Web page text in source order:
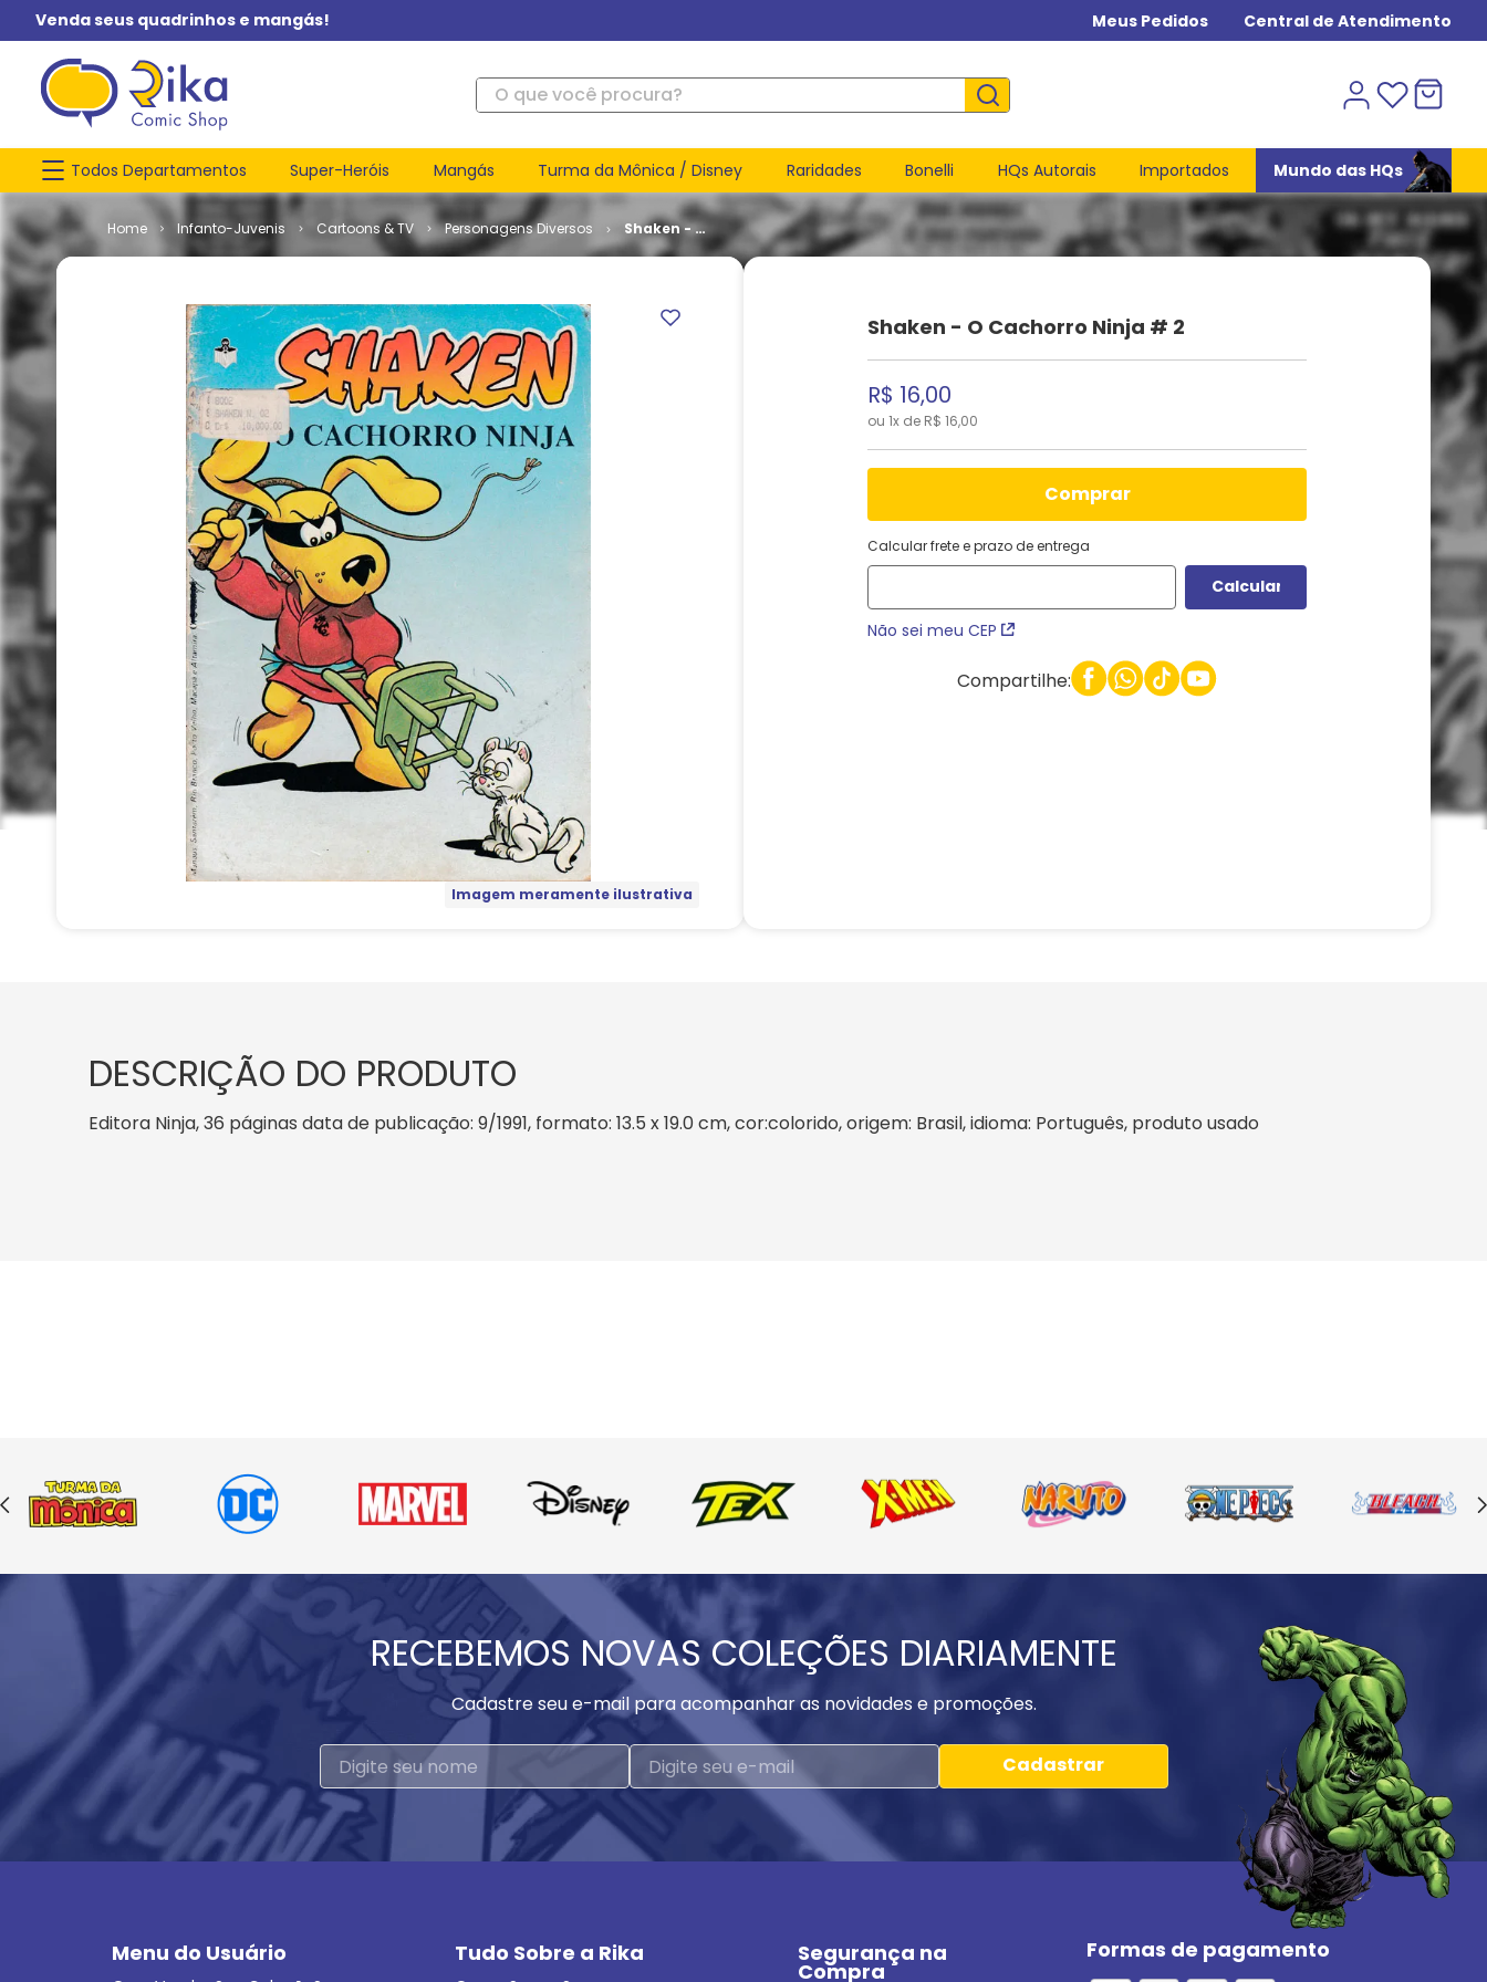
Venda seus quadrinhos e mangás! Meus Pedidos Central de Atendimento
O que você procura?
Todos Departamentos Super-Heróis Mangás Turma da Mônica / Disney Raridades Bonelli HQs Autorais Importados Mundo das HQs
Infanto-Juvenis Cartoons & TV Personagens Diversos
Shaken - O
Cachorro
Imagem meramente ilustrativa
Shaken - O Cachorro Ninja # 2
R$ 16,00
ou 1x de R$ 16,00
comprar
Calcular frete e prazo de entrega
Não sei meu CEP
Compartilhe:
DESCRIÇÃO DO PRODUTO
Editora Ninja, 36 páginas data de publicação: 9/1991, formato: 13.5 x 19.0 cm, cor:colorido, origem: Brasil, idioma: Português, produto usado
RECEBEMOS NOVAS COLEÇÕES DIARIAMENTE
Cadastre seu e-mail para acompanhar as novidades e promoções.
Cadastrar
Menu do Usuário Tudo Sobre a Rika Segurança na
Compra
Formas de pagamento